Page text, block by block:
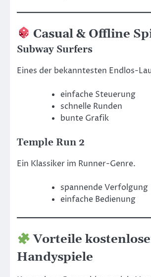
Casual & Offline
Subway Surfers
Eines der bekanntesten Endlos-
einfache Steuerung
schnelle Runden
bunte Grafik
Temple Run 2
Ein Klassiker im Runner-Genre.
spannende Verfolgung
einfache Bedienung
Vorteile
Handyspiele